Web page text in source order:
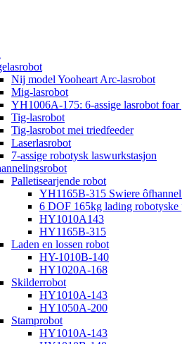
Nij model Yooheart Arc-lasrobot
Mig-lasrobot
YH1006A-175: 6-assige lasrobot foar
Tig-lasrobot
Tig-lasrobot mei triedfeeder
Laserlasrobot
7-assige robotysk laswurkstasjon
Palletisearjende robot
YH1165B-315 Swiere
6 DOF 165kg lading robotyske
HY1010A143
HY1165B-315
Laden en lossen robot
HY-1010B-140
HY1020A-168
Skilderrobot
HY1010A-143
HY1050A-200
Stamprobot
HY1010A-143